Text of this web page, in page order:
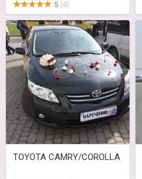
5 (4)
TOYOTA CAMRY/COROLLA